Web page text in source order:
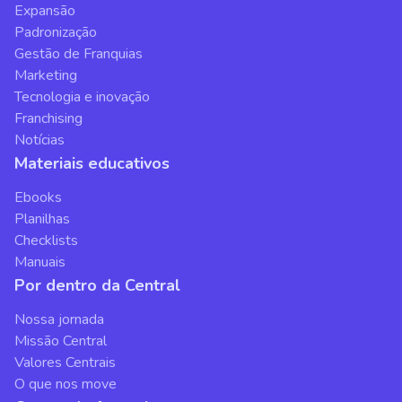
Expansão
Padronização
Gestão de Franquias
Marketing
Tecnologia e inovação
Franchising
Notícias
Materiais educativos
Ebooks
Planilhas
Checklists
Manuais
Por dentro da Central
Nossa jornada
Missão Central
Valores Centrais
O que nos move